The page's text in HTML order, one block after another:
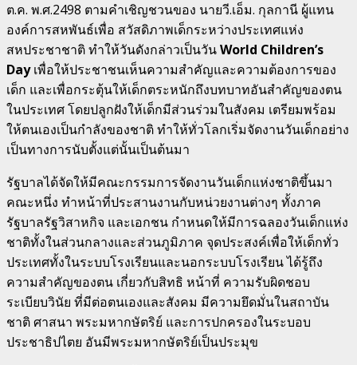
ต.ค. พ.ศ.2498 ตามคำเชิญชวนของ นายวี.เอ็ม. กุลกานี ผู้แทน
องค์การสหพันธ์เพื่อ สวัสดิภาพเด็กระหว่างประเทศแห่ง
สหประชาชาติ ทำให้วันดังกล่าวเป็นวันWorld Children’s
Dayเพื่อให้ประชาชนเห็นความสำคัญและความต้องการของ
เด็ก และเพื่อกระตุ้นให้เด็กตระหนักถึงบทบาทอันสำคัญของตน
ในประเทศ โดยปลูกฝังให้เด็กมีส่วนร่วมในสังคม เตรียมพร้อม
ให้ตนเองเป็นกำลังของชาติ ทำให้ทั่วโลกเริ่มจัดงานวันเด็กอย่าง
เป็นทางการนับตั้งแต่นั้นเป็นต้นมา
รัฐบาลได้จัดให้มีคณะกรรมการจัดงานวันเด็กแห่งชาติขึ้นมา
คณะหนึ่ง ทำหน้าที่ประสานงานกับหน่วยงานต่างๆ ทั้งภาค
รัฐบาลรัฐวิสาหกิจ และเอกชน กำหนดให้มีการฉลองวันเด็กแห่ง
ชาติทั้งในส่วนกลางและส่วนภูมิภาค จุดประสงค์เพื่อให้เด็กทั่ว
ประเทศทั้งในระบบโรงเรียนและนอกระบบโรงเรียน ได้รู้ถึง
ความสำคัญของตน เกี่ยวกับสิทธิ หน้าที่ ความรับผิดชอบ
ระเบียบวินัย ที่มีต่อตนเองและสังคม มีความยึดมั่นในสถาบัน
ชาติ ศาสนา พระมหากษัตริย์ และการปกครองในระบอบ
ประชาธิปไตย อันมีพระมหากษัตริย์เป็นประมุข